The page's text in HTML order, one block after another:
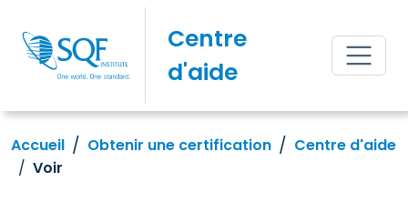
Centre
d'aide
Accueil Obtenir une certification
Centre d'aide
Voir